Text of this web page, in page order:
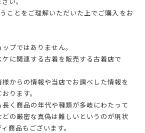
ことをご理解いただいた上でご購入をお
プではありません。
に関連する古着を販売する古着店で
からの情報や当店でお調べした情報を
ります。
く商品の年代や種類が多岐にわたって
の厳密な真偽は難しいというのが現状
商品もございます。